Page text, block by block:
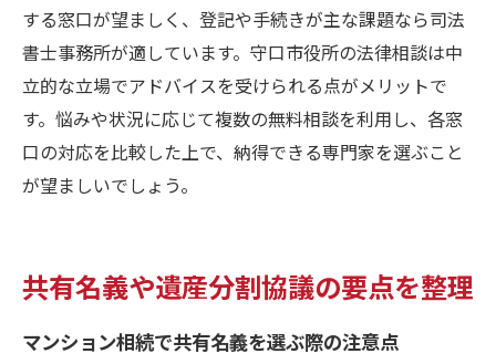
する窓口が望ましく、登記や手続きが主な課題なら司法
書士事務所が適しています。守口市役所の法律相談は中
立的な立場でアドバイスを受けられる点がメリットで
す。悩みや状況に応じて複数の無料相談を利用し、各窓
口の対応を比較した上で、納得できる専門家を選ぶこと
が望ましいでしょう。
共有名義や遺産分割協議の要点を整理
マンション相続で共有名義を選ぶ際の注意点